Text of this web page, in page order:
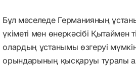
Бұл мәселеде Германияның
үкіметі мен өнеркәсібі Қытаймен
олардың ұстанымы өзгеруі
орындарының қысқаруы туралы